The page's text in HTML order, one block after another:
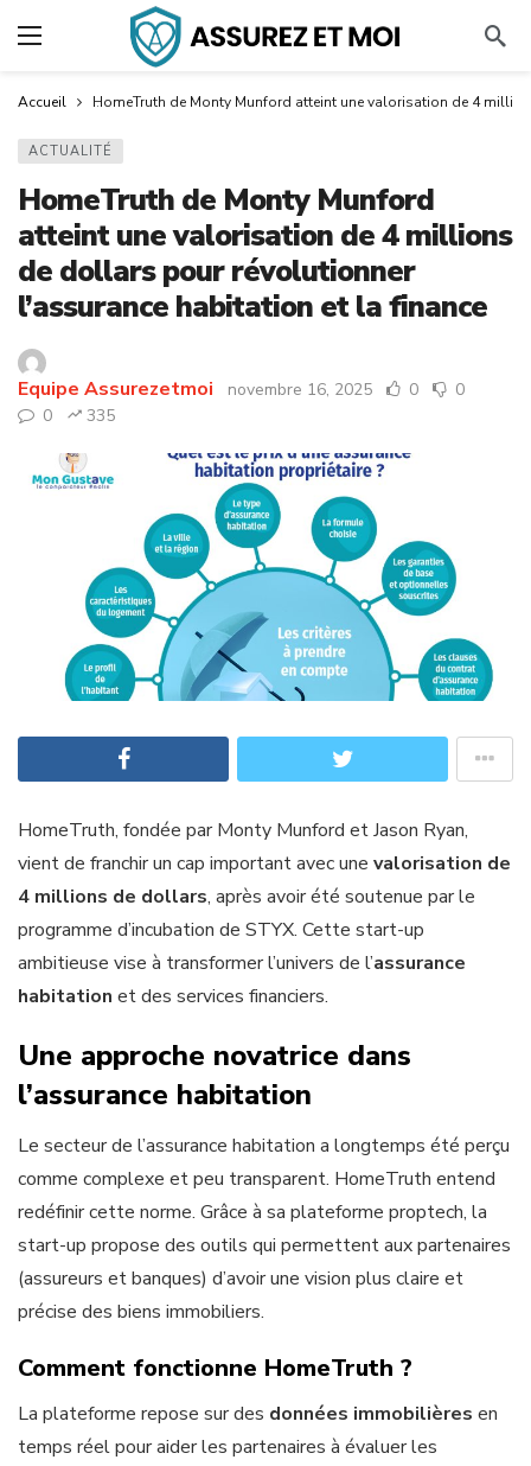
Accueil HomeTruth de Monty Munford atteint une valorisation de 4
ACTUALITÉ
HomeTruth de Monty Munford
atteint une valorisation de 4 millions
de dollars pour révolutionner
l’assurance habitation et la finance
Equipe Assurezetmoi novembre 16, 2025 0
0
0
335
HomeTruth, fondée par Monty Munford et Jason Ryan,
vient de franchir un cap important avec une valorisation de
4 millions de dollars, après avoir été soutenue par le
programme d’incubation de STYX. Cette start-up
ambitieuse vise à transformer l’univers de l’assurance
habitation et des services financiers.
Une approche novatrice dans
l’assurance habitation
Le secteur de l’assurance habitation a longtemps été perçu
comme complexe et peu transparent. HomeTruth entend
redéfinir cette norme. Grâce à sa plateforme proptech, la
start-up propose des outils qui permettent aux partenaires
(assureurs et banques) d’avoir une vision plus claire et
précise des biens immobiliers.
Comment fonctionne HomeTruth ?
La plateforme repose sur des données immobilières en
temps réel pour aider les partenaires à évaluer les